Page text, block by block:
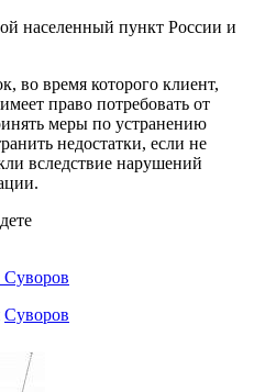
населенный пункт России и
во время которого клиент,
право потребовать от
меры по устранению
недостатки, если не
вследствие нарушений
Суворов
Суворов